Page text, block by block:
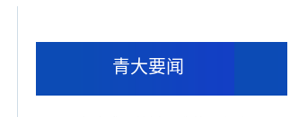
青大要闻